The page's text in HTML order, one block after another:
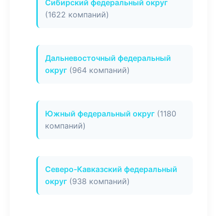
Сибирский федеральный округ
(1622 компаний)
Дальневосточный федеральный
округ (964 компаний)
Южный федеральный округ (1180
компаний)
Северо-Кавказский федеральный
округ (938 компаний)